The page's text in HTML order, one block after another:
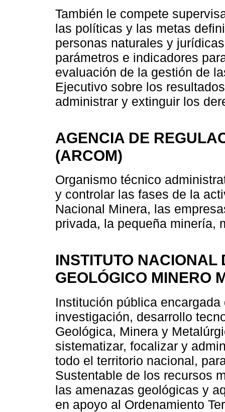
También le compete
las políticas y las metas
personas naturales y
parámetros e indicadores
evaluación de la gestión de
Ejecutivo sobre los
administrar y extinguir los
AGENCIA DE
(ARCOM)
Organismo técnico
y controlar las fases de la
Nacional Minera, las
privada, la pequeña minería,
INSTITUTO NACIONAL
GEOLÓGICO MINERO
Institución pública
investigación, desarrollo
Geológica, Minera y
sistematizar, focalizar y
todo el territorio nacional,
Sustentable de los recursos
las amenazas geológicas y
en apoyo al Ordenamiento